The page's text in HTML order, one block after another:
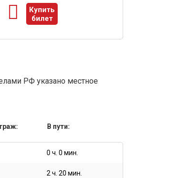
Купить
билет
ы
РФ указано местное
В пути:
0 ч. 0 мин.
2 ч. 20 мин.